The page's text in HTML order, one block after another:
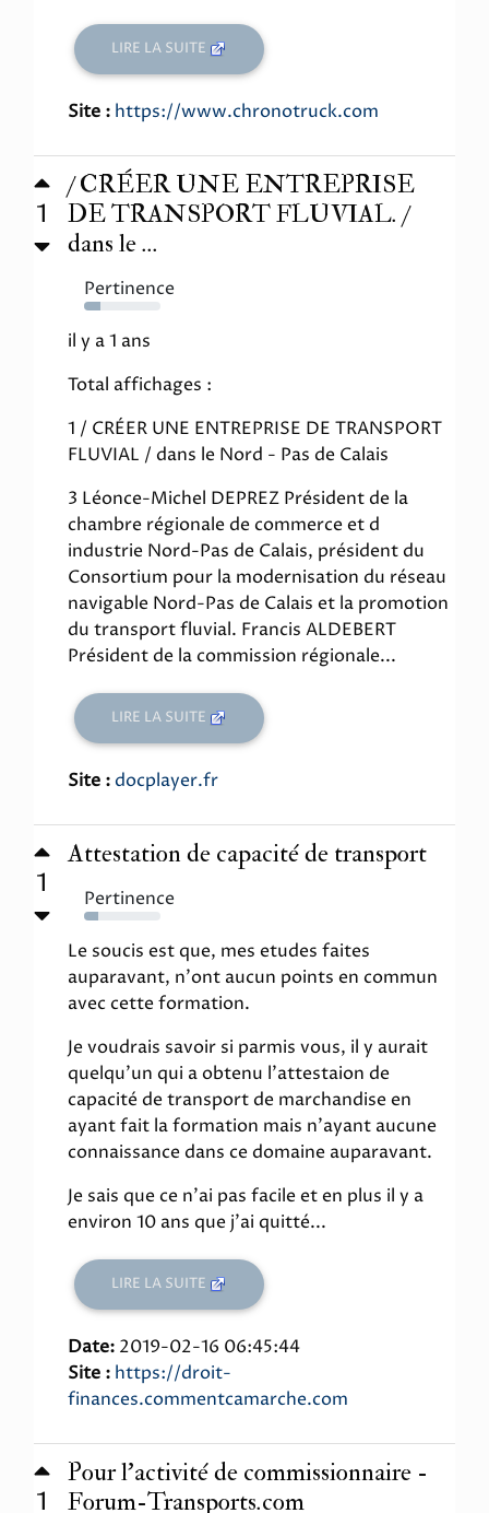
LIRE LA SUITE
Site : https://www.chronotruck.com
1
/ CRÉER UNE ENTREPRISE
DE TRANSPORT FLUVIAL. /
dans le ...
Pertinence
22%
il y a 1 ans
Total affichages :
1 / CRÉER UNE ENTREPRISE DE TRANSPORT
FLUVIAL / dans le Nord - Pas de Calais
3 Léonce-Michel DEPREZ Président de la
chambre régionale de commerce et d
industrie Nord-Pas de Calais, président du
Consortium pour la modernisation du réseau
navigable Nord-Pas de Calais et la promotion
du transport fluvial. Francis ALDEBERT
Président de la commission régionale...
LIRE LA SUITE
Site : docplayer.fr
1
Attestation de capacité de transport
Pertinence
19%
Le soucis est que, mes etudes faites
auparavant, n'ont aucun points en commun
avec cette formation.
Je voudrais savoir si parmis vous, il y aurait
quelqu'un qui a obtenu l'attestaion de
capacité de transport de marchandise en
ayant fait la formation mais n'ayant aucune
connaissance dans ce domaine auparavant.
Je sais que ce n'ai pas facile et en plus il y a
environ 10 ans que j'ai quitté...
LIRE LA SUITE
Date: 2019-02-16 06:45:44
Site : https://droit-
finances.commentcamarche.com
1
Pour l’activité de commissionnaire -
Forum-Transports.com